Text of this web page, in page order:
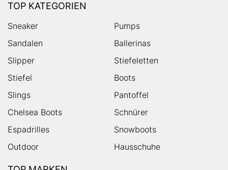
TOP KATEGORIEN
Sneaker
Pumps
Sandalen
Ballerinas
Slipper
Stiefeletten
Stiefel
Boots
Slings
Pantoffel
Chelsea Boots
Schnürer
Espadrilles
Snowboots
Outdoor
Hausschuhe